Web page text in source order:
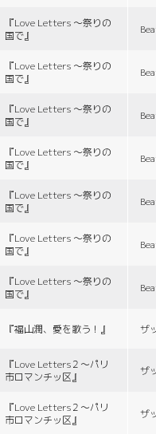
『Love Letters 〜祭りの
国で』
『Love Letters 〜祭りの
国で』
『Love Letters 〜祭りの
国で』
『Love Letters 〜祭りの
国で』
『Love Letters 〜祭りの
国で』
『Love Letters 〜祭りの
国で』
『Love Letters 〜祭りの
国で』
『福山潤、愛を歌う！』 ザ
『Love Letters２〜パリ
市ロマンチッ区』
ザ
『Love Letters２〜パリ
市ロマンチッ区』
ザ